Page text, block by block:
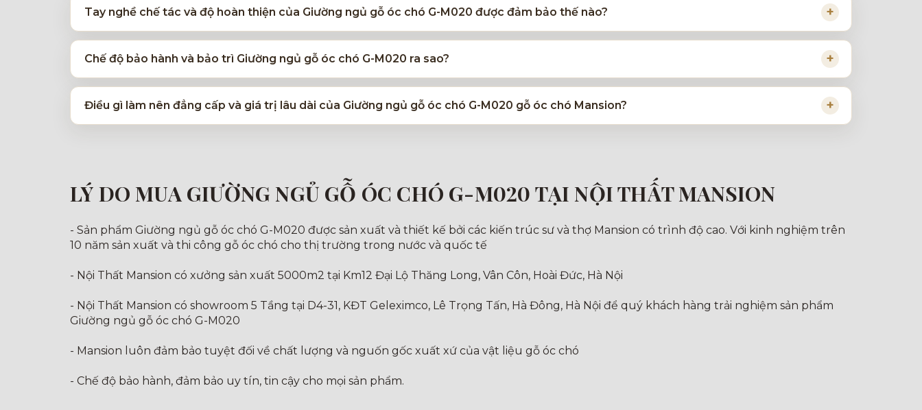
Tay nghề chế tác và độ hoàn thiện của Giường ngủ gỗ óc chó G-M020 được đảm bảo thế nào?
Chế độ bảo hành và bảo trì Giường ngủ gỗ óc chó G-M020 ra sao?
Điều gì làm nên đẳng cấp và giá trị lâu dài của Giường ngủ gỗ óc chó G-M020 gỗ óc chó Mansion?
LÝ DO MUA GIƯỜNG NGỦ GỖ ÓC CHÓ G-M020 TẠI NỘI THẤT MANSION
- Sản phẩm Giường ngủ gỗ óc chó G-M020 được sản xuất và thiết kế bởi các kiến trúc sư và thợ Mansion có trình độ cao. Với kinh nghiệm trên
10 năm sản xuất và thi công gỗ óc chó cho thị trường trong nước và quốc tế
- Nội Thất Mansion có xưởng sản xuất 5000m2 tại Km12 Đại Lộ Thăng Long, Vân Côn, Hoài Đức, Hà Nội
- Nội Thất Mansion có showroom 5 Tầng tại D4-31, KĐT Geleximco, Lê Trọng Tấn, Hà Đông, Hà Nội để quý khách hàng trải nghiệm sản phẩm
Giường ngủ gỗ óc chó G-M020
- Mansion luôn đảm bảo tuyệt đối về chất lượng và nguốn gốc xuất xứ của vật liệu gỗ óc chó
- Chế độ bảo hành, đảm bảo uy tín, tin cậy cho mọi sản phẩm.